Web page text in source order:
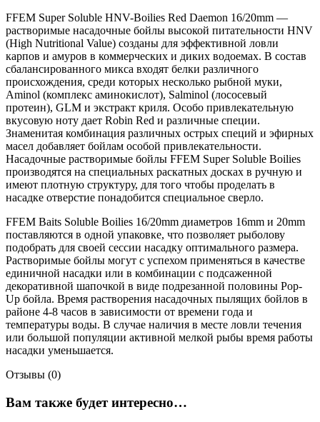
FFEM Super Soluble HNV-Boilies Red Dаеmon 16/20mm —
растворимые насадочные бойлы высокой питательности HNV
(High Nutritional Value) созданы для эффективной ловли
карпов и амуров в коммерческих и диких водоемах. В состав
сбалансированного микса входят белки различного
происхождения, среди которых несколько рыбной муки,
Aminol (комплекс аминокислот), Salminol (лососевый
протеин), GLM и экстракт криля. Особо привлекательную
вкусовую ноту дает Robin Red и различные специи.
Знаменитая комбинация различных острых специй и эфирных
масел добавляет бойлам особой привлекательности.
Насадочные растворимые бойлы FFEM Super Soluble Boilies
производятся на специальных раскатных досках в ручную и
имеют плотную структуру, для того чтобы проделать в
насадке отверстие понадобится специальное сверло.
FFEM Baits Soluble Boilies 16/20mm диаметров 16mm и 20mm
поставляются в одной упаковке, что позволяет рыболову
подобрать для своей сессии насадку оптимального размера.
Растворимые бойлы могут с успехом применяться в качестве
единичной насадки или в комбинации с подсаженной
декоративной шапочкой в виде подрезанной половины Pop-
Up бойла. Время растворения насадочных пылящих бойлов в
районе 4-8 часов в зависимости от времени года и
температуры воды. В случае наличия в месте ловли течения
или большой популяции активной мелкой рыбы время работы
насадки уменьшается.
Отзывы (0)
Вам также будет интересно…